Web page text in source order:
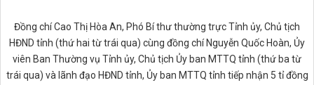
Đồng chí Cao Thị Hòa An, Phó Bí thư thường trực Tỉnh ủy, Chủ tịch
HĐND tỉnh (thứ hai từ trái qua) cùng đồng chí Nguyễn Quốc Hoàn, Ủy
viên Ban Thường vụ Tỉnh ủy, Chủ tịch Ủy ban MTTQ tỉnh (thứ ba từ
trái qua) và lãnh đạo HĐND tỉnh, Ủy ban MTTQ tỉnh tiếp nhận 5 tỉ đồng